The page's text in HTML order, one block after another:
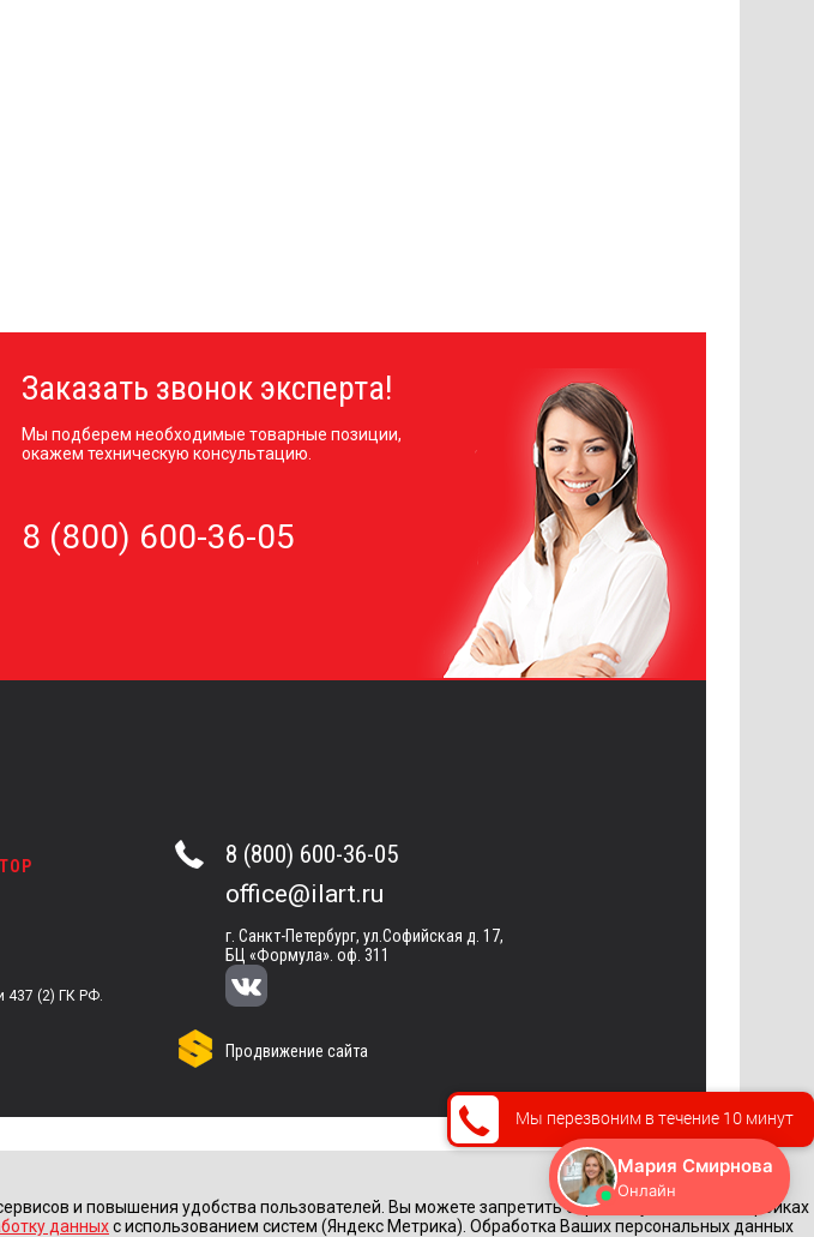
Заказать звонок эксперта!
Мы подберем необходимые товарные позиции,
окажем техническую консультацию.
8 (800) 600-36-05
437 (2) ГК РФ.
8 (800) 600-36-05
office@ilart.ru
г. Санкт-Петербург, ул.Софийская д. 17,
БЦ «Формула». оф. 311
Продвижение сайта
и повышения удобства пользователей. Вы можете запретить обработку cookie в настройках
данныхс использованием систем (Яндекс Метрика). Обработка Ваших персональных данных
Мы перезвоним в течение 10 минут